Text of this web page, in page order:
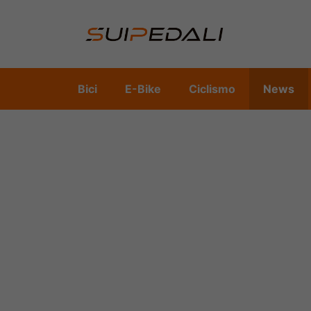
Bici E-Bike Ciclismo News